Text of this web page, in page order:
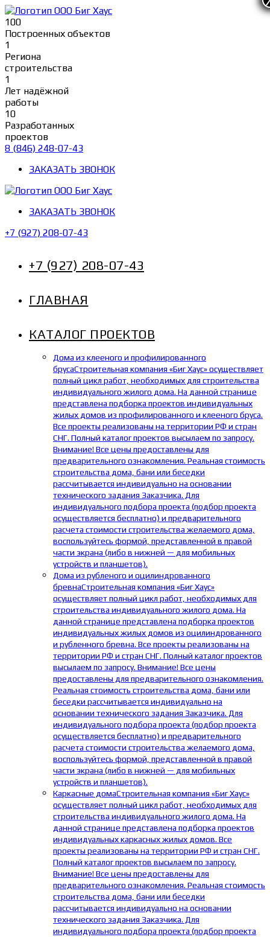
Перейти
к
содержимому
100
Построенных объектов
1
Региона
строительства
1
Лет надёжной
работы
10
Разработанных
проектов
8 (846) 248-07-43
ЗАКАЗАТЬ ЗВОНОК
ЗАКАЗАТЬ ЗВОНОК
+7 (927) 208-07-43
+7 (927) 208-07-43
ГЛАВНАЯ
КАТАЛОГ ПРОЕКТОВ
Дома из клееного и профилированного
брусаСтроительная компания «Биг Хаус» осуществляет
полный цикл работ, необходимых для строительства
индивидуального жилого дома. На данной странице
представлена подборка проектов индивидуальных
жилых домов из профилированного и клееного бруса.
Все проекты реализованы на территории РФ и стран
СНГ. Полный каталог проектов высылаем по запросу.
Внимание! Все цены предоставлены для
предварительного ознакомления. Реальная стоимость
строительства дома, бани или беседки
рассчитывается индивидуально на основании
технического задания Заказчика. Для
индивидуального подбора проекта (подбор проекта
осуществляется бесплатно) и предварительного
расчета стоимости строительства желаемого дома,
воспользуйтесь формой, представленной в правой
части экрана (либо в нижней — для мобильных
устройств и планшетов).
Дома из рубленого и оцилиндрованного
бревнаСтроительная компания «Биг Хаус»
осуществляет полный цикл работ, необходимых для
строительства индивидуального жилого дома. На
данной странице представлена подборка проектов
индивидуальных жилых домов из оцилиндрованного
и рубленного бревна. Все проекты реализованы на
территории РФ и стран СНГ. Полный каталог проектов
высылаем по запросу. Внимание! Все цены
предоставлены для предварительного ознакомления.
Реальная стоимость строительства дома, бани или
беседки рассчитывается индивидуально на
основании технического задания Заказчика. Для
индивидуального подбора проекта (подбор проекта
осуществляется бесплатно) и предварительного
расчета стоимости строительства желаемого дома,
воспользуйтесь формой, представленной в правой
части экрана (либо в нижней — для мобильных
устройств и планшетов).
Каркасные домаСтроительная компания «Биг Хаус»
осуществляет полный цикл работ, необходимых для
строительства индивидуального жилого дома. На
данной странице представлена подборка проектов
индивидуальных каркасных жилых домов. Все
проекты реализованы на территории РФ и стран СНГ.
Полный каталог проектов высылаем по запросу.
Внимание! Все цены предоставлены для
предварительного ознакомления. Реальная стоимость
строительства дома, бани или беседки
рассчитывается индивидуально на основании
технического задания Заказчика. Для
индивидуального подбора проекта (подбор проекта